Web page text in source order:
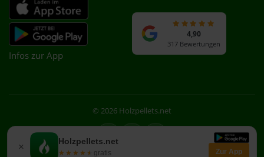
× Holzpellets.net
★★★★★
★★★★★ gratis Zur App
Infos zur App
4,90
317 Bewertungen
© 2026 Holzpellets.net
Facebook